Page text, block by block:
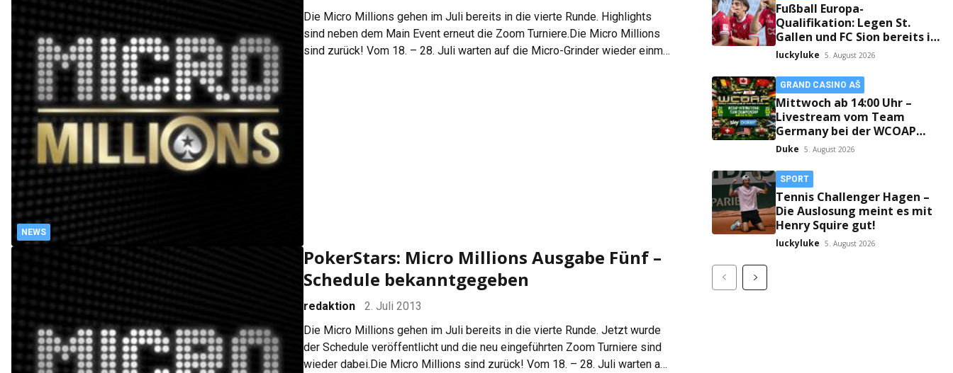
NEWS
Die Micro Millions gehen im Juli bereits in die vierte Runde. Highlights
sind neben dem Main Event erneut die Zoom Turniere.Die Micro Millions
sind zurück! Vom 18. – 28. Juli warten auf die Micro-Grinder wieder einmal
PokerStars: Micro Millions Ausgabe Fünf –
Schedule bekanntgegeben
redaktion
2. Juli 2013
Die Micro Millions gehen im Juli bereits in die vierte Runde. Jetzt wurde
der Schedule veröffentlicht und die neu eingeführten Zoom Turniere sind
wieder dabei.Die Micro Millions sind zurück! Vom 18. – 28. Juli warten auf
Fußball Europa-
Qualifikation: Legen St.
Gallen und FC Sion bereits im
Hinspiel den Grundstein fürs
Weiterkommen?
luckyluke 5. August 2026
GRAND CASINO AŠ
Mittwoch ab 14:00 Uhr –
Livestream vom Team
Germany bei der WCOAP
Manchester 2026!
Duke 5. August 2026
SPORT
Tennis Challenger Hagen –
Die Auslosung meint es mit
Henry Squire gut!
luckyluke 5. August 2026